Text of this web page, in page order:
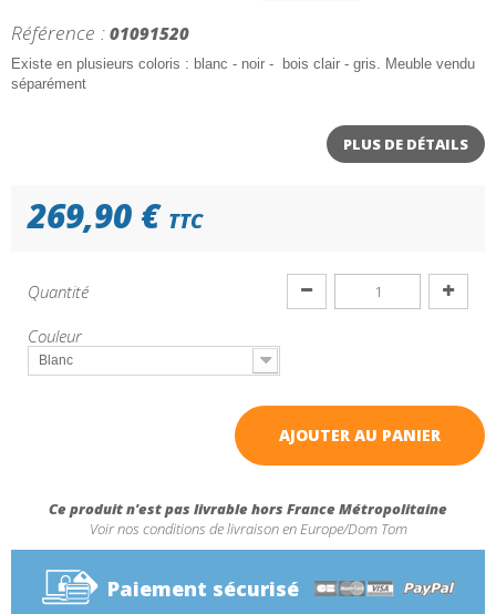
Référence : 01091520
Existe en plusieurs coloris : blanc - noir - bois clair - gris. Meuble vendu
séparément
PLUS DE DÉTAILS
269,90 € TTC
Quantité
Couleur
Blanc
AJOUTER AU PANIER
Ce produit n'est pas livrable hors France Métropolitaine
Voir nos conditions de livraison en Europe/Dom Tom
Paiement sécurisé